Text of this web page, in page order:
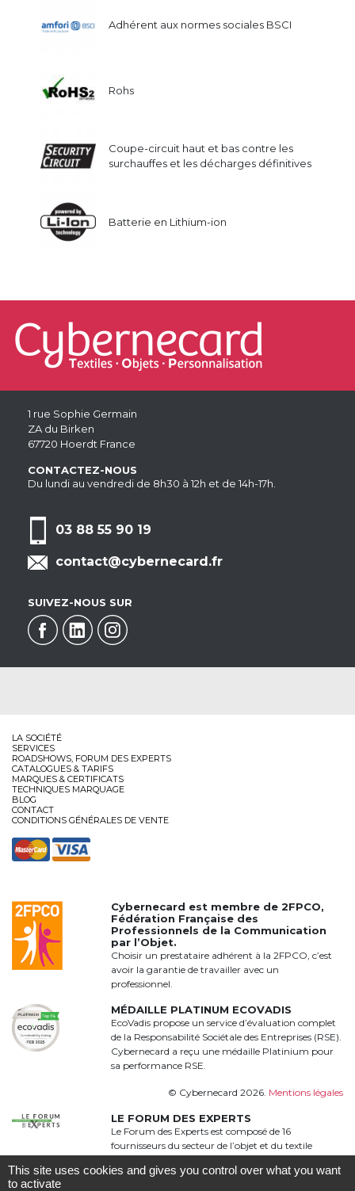
Adhérent aux normes sociales BSCI
Rohs
Coupe-circuit haut et bas contre les
surchauffes et les décharges définitives
Batterie en Lithium-ion
1 rue Sophie Germain
ZA du Birken
67720 Hoerdt France
CONTACTEZ-NOUS
Du lundi au vendredi de 8h30 à 12h et de 14h-17h.
03 88 55 90 19
contact@cybernecard.fr
SUIVEZ-NOUS SUR
LA SOCIÉTÉ
SERVICES
ROADSHOWS, FORUM DES EXPERTS
CATALOGUES & TARIFS
MARQUES & CERTIFICATS
TECHNIQUES MARQUAGE
BLOG
CONTACT
CONDITIONS GÉNÉRALES DE VENTE
Cybernecard est membre de2FPCO,
Fédération Française des
Professionnels de la Communication
par l’Objet.
Choisir un prestataire adhérent à la 2FPCO, c’est
avoir la garantie de travailler avec un
professionnel.
MÉDAILLE PLATINUM ECOVADIS
EcoVadis propose un service d’évaluation complet
de la Responsabilité Sociétale des Entreprises (RSE).
Cybernecard a reçu une médaille Platinium pour
sa performance RSE.
© Cybernecard 2026. Mentions légales
LE FORUM DES EXPERTS
Le Forum des Experts est composé de 16
fournisseurs du secteur de l’objet et du textile
qualitative et complémentaire à 360°
This site uses cookies and gives you control over what you want
to activate